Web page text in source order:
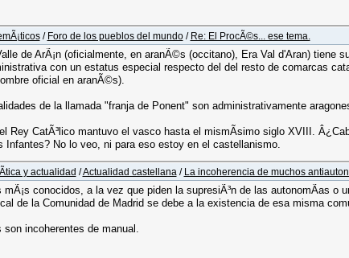
/ Foro de los pueblos del mundo/ Re: El ProcÃ©s... ese tema.
de ArÃ¡n (oficialmente, en aranÃ©s (occitano), Era Val d'Aran) tiene
con un estatus especial respecto del del resto de comarcas
oficial en aranÃ©s).
de la llamada "franja de Ponent" son administrativamente
Rey CatÃ³lico mantuvo el vasco hasta el mismÃ­simo siglo XVIII.
Infantes? No lo veo, ni para eso estoy en el castellanismo.
y actualidad /Actualidad castellana / La incoherencia de muchos
mÃ¡s conocidos, a la vez que piden la supresiÃ³n de las autonomÃ­as
de la Comunidad de Madrid se debe a la existencia de esa misma
son incoherentes de manual.